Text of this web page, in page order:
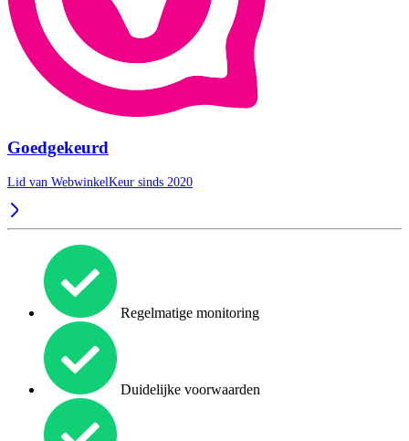
Goedgekeurd
Lid van WebwinkelKeur sinds 2020
Regelmatige monitoring
Duidelijke voorwaarden